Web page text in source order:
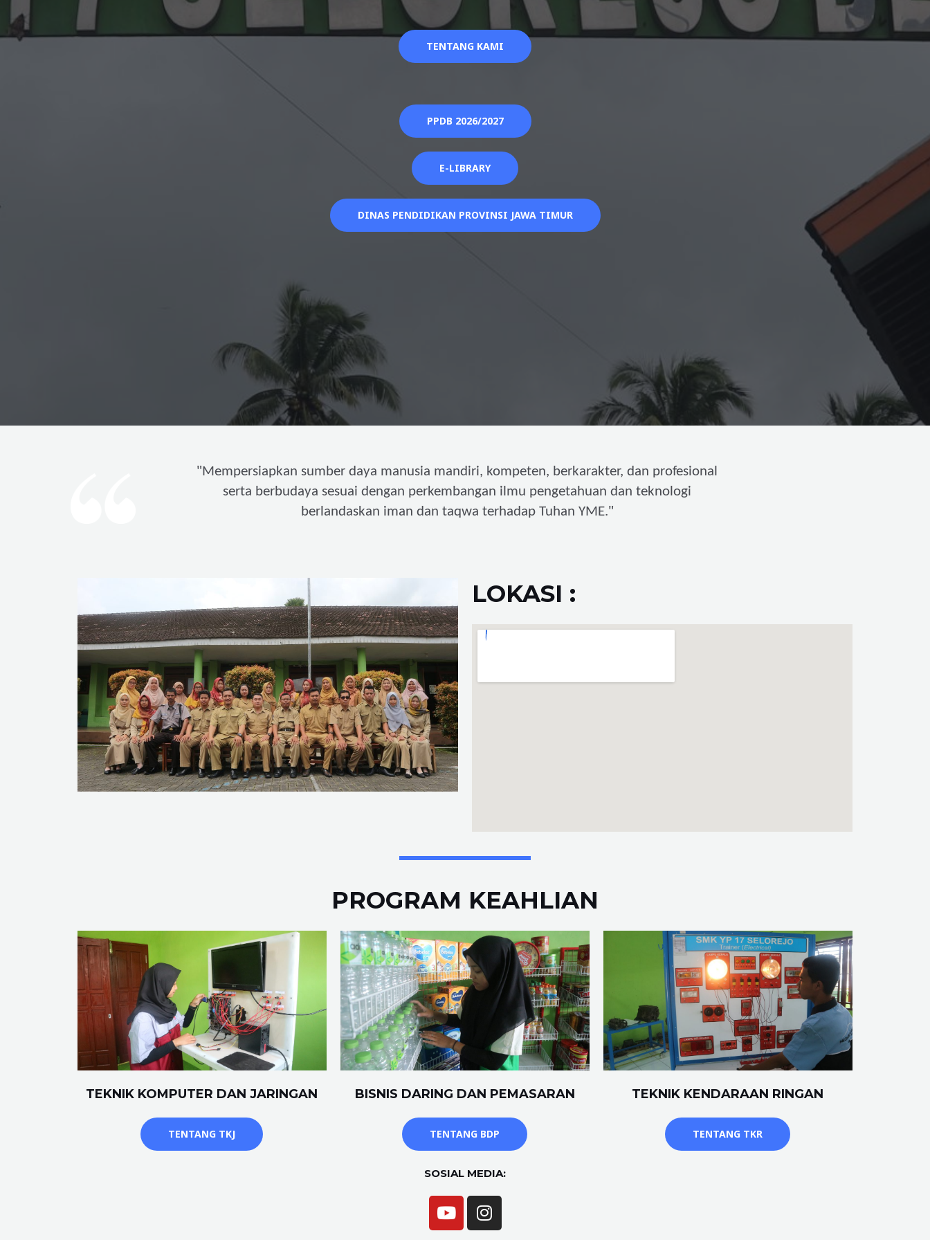
TENTANG KAMI
PPDB 2026/2027
E-LIBRARY
DINAS PENDIDIKAN PROVINSI JAWA TIMUR
"Mempersiapkan sumber daya manusia mandiri, kompeten, berkarakter, dan profesional
serta berbudaya sesuai dengan perkembangan ilmu pengetahuan dan teknologi
berlandaskan iman dan taqwa terhadap Tuhan YME."
LOKASI :
PROGRAM KEAHLIAN
TEKNIK KOMPUTER DAN JARINGAN
TENTANG TKJ
BISNIS DARING DAN PEMASARAN
TENTANG BDP
TEKNIK KENDARAAN RINGAN
TENTANG TKR
SOSIAL MEDIA: